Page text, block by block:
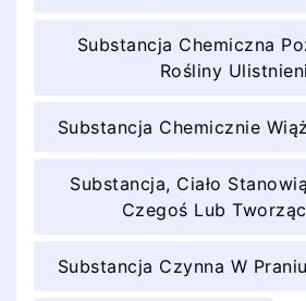
Substancja Chemiczna
Rośliny
Substancja Chemicznie
Substancja, Ciało
Czegoś Lub
Substancja Czynna W